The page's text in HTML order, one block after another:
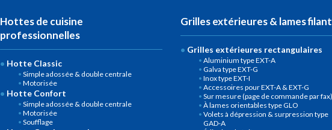
Hottes de cuisine
professionnelles
Hotte Classic
Simple adossée & double centrale
Motorisée
Hotte Confort
Simple adossée & double centrale
Motorisée
Soufflage
Grilles extérieures & lames
Grilles extérieures rectangulaires
Aluminium type EXT-A
Galva type EXT-G
Inox type EXT-I
Accessoires pour EXT-A & EXT-G
Sur mesure (page de commande par fax)
À lames orientables type GLO
Volets à dépression & surpression type
GAD-A